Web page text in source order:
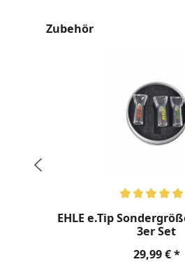
Produktgalerie überspringen
Zubehör
EHLE e.Tip
3er Set
Regulärer
29,99 €